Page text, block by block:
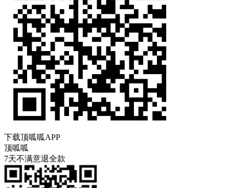
下载顶呱呱APP
顶呱呱
7天不满意退全款